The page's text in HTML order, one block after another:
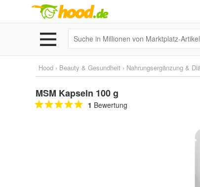
Hood › Beauty & Gesundheit › Nahrungsergänzung &
MSM Kapseln 100 g
1 Bewertung